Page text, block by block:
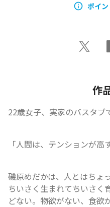
ポイ
作
22歳女子、実家のバスタブ
「人間は、テンションが高
磯原めだかは、人とはちょ
ちいさく生まれてちいさく
どない。物欲がない、食欲